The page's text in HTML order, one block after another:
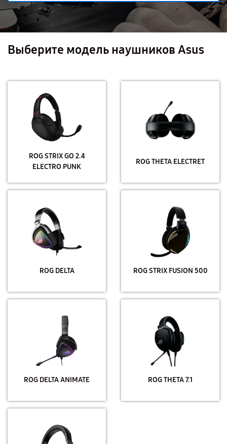
Выберите модель наушников Asus
ROG STRIX GO 2.4
ELECTRO PUNK
ROG THETA ELECTRET
ROG DELTA ROG STRIX FUSION 500
ROG DELTA ANIMATE ROG THETA 7.1